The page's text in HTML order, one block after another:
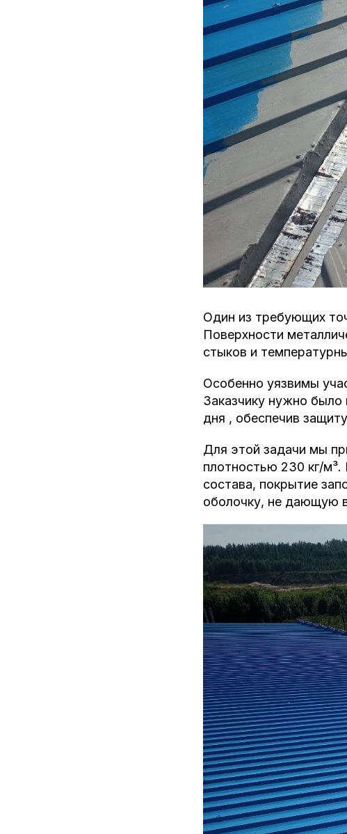
Один из требующих
Поверхности
стыков и
Особенно уязвимы
Заказчику нужно
дня , обеспечив
Для этой задачи мы
плотностью 230 кг/м³.
состава, покрытие
оболочку, не дающую